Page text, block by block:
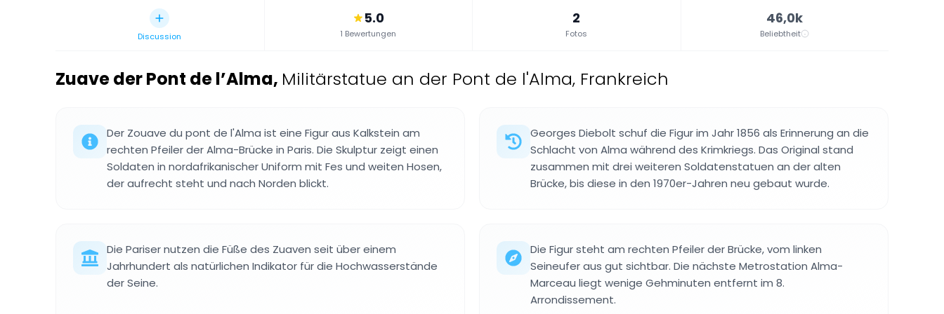
Discussion
5.0
1 Bewertungen
2
Fotos
46,0k
Beliebtheit
Zuave der Pont de l’Alma, Militärstatue an der Pont de l'Alma, Frankreich
Der Zouave du pont de l'Alma ist eine Figur aus Kalkstein am
rechten Pfeiler der Alma-Brücke in Paris. Die Skulptur zeigt einen
Soldaten in nordafrikanischer Uniform mit Fes und weiten Hosen,
der aufrecht steht und nach Norden blickt.
Georges Diebolt schuf die Figur im Jahr 1856 als Erinnerung an die
Schlacht von Alma während des Krimkriegs. Das Original stand
zusammen mit drei weiteren Soldatenstatuen an der alten
Brücke, bis diese in den 1970er-Jahren neu gebaut wurde.
Die Pariser nutzen die Füße des Zuaven seit über einem
Jahrhundert als natürlichen Indikator für die Hochwasserstände
der Seine.
Die Figur steht am rechten Pfeiler der Brücke, vom linken
Seineufer aus gut sichtbar. Die nächste Metrostation Alma-
Marceau liegt wenige Gehminuten entfernt im 8.
Arrondissement.